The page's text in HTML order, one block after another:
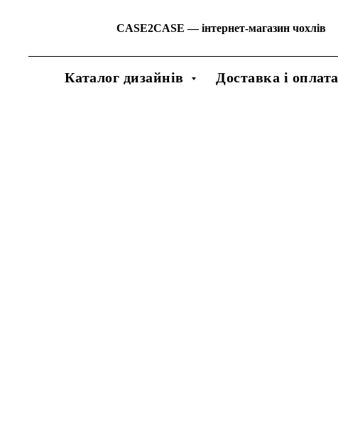
CASE2CASE—інтернет-магазин чохлів
Каталог дизайнів Доставка і оплата